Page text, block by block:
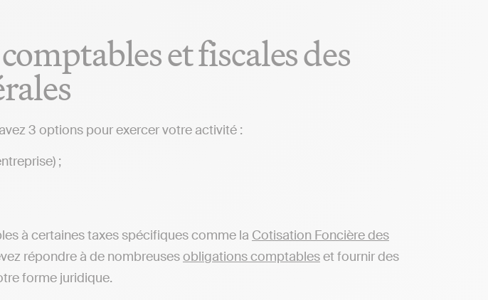
et fiscales des
3 options pour exercer votre activité :
;
à certaines taxes spécifiques comme la Cotisation Foncière des
répondre à de nombreusesobligations comptableset fournir des
forme juridique.